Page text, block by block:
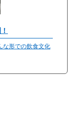
な形での飲食文化